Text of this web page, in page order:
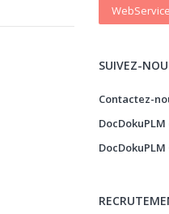
SUIVEZ-
Contactez-